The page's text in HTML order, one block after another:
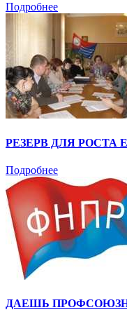
Подробнее
РЕЗЕРВ ДЛЯ РОСТА
Подробнее
ДАЕШЬ